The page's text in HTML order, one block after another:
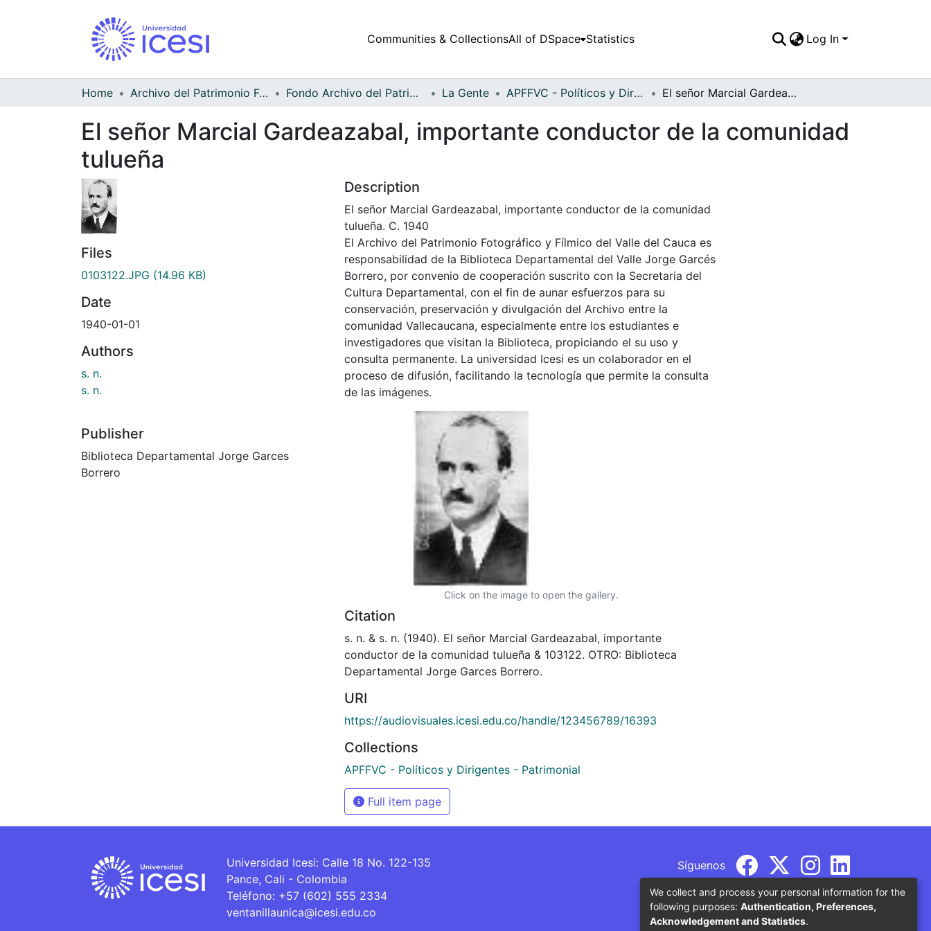
Communities & CollectionsAll of DSpace Statistics Log In
Home Archivo del Patrimonio Fotográfico y Fílmico del Valle del Cauca Fondo Archivo del Patrimonio Fotográfico y Fílmico del Valle del Cauca La Gente APFFVC - Políticos y Dirigentes - Patrimonial El señor Marcial Gardeazabal, importante conductor de la comunidad tulueña
El señor Marcial Gardeazabal, importante conductor de la comunidad
tulueña
Files
0103122.JPG (14.96 KB)
Date
1940-01-01
Authors
s. n.
s. n.
Publisher
Biblioteca Departamental Jorge Garces
Borrero
Description
El señor Marcial Gardeazabal, importante conductor de la comunidad
tulueña. C. 1940
El Archivo del Patrimonio Fotográfico y Fílmico del Valle del Cauca es
responsabilidad de la Biblioteca Departamental del Valle Jorge Garcés
Borrero, por convenio de cooperación suscrito con la Secretaria del
Cultura Departamental, con el fin de aunar esfuerzos para su
conservación, preservación y divulgación del Archivo entre la
comunidad Vallecaucana, especialmente entre los estudiantes e
investigadores que visitan la Biblioteca, propiciando el su uso y
consulta permanente. La universidad Icesi es un colaborador en el
proceso de difusión, facilitando la tecnología que permite la consulta
de las imágenes.
Click on the image to open the gallery.
Citation
s. n. & s. n. (1940). El señor Marcial Gardeazabal, importante
conductor de la comunidad tulueña & 103122. OTRO: Biblioteca
Departamental Jorge Garces Borrero.
URI
https://audiovisuales.icesi.edu.co/handle/123456789/16393
Collections
APFFVC - Políticos y Dirigentes - Patrimonial
Full item page
Universidad Icesi: Calle 18 No. 122-135
Pance, Cali - Colombia
Teléfono: +57 (602) 555 2334
ventanillaunica@icesi.edu.co
Síguenos
We collect and process your personal information for the
following purposes: Authentication, Preferences,
Acknowledgement and Statistics.